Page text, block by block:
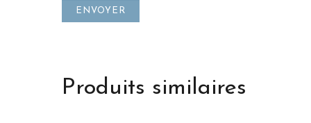
Produits similaires